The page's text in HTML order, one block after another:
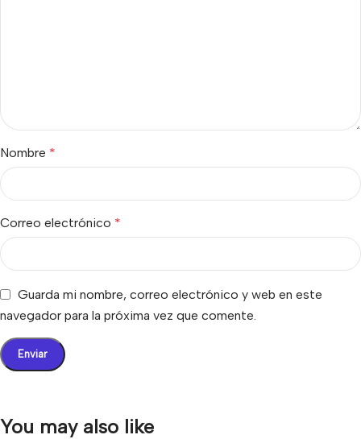
Nombre *
Correo electrónico *
Guarda mi nombre, correo electrónico y web en este
navegador para la próxima vez que comente.
You may also like